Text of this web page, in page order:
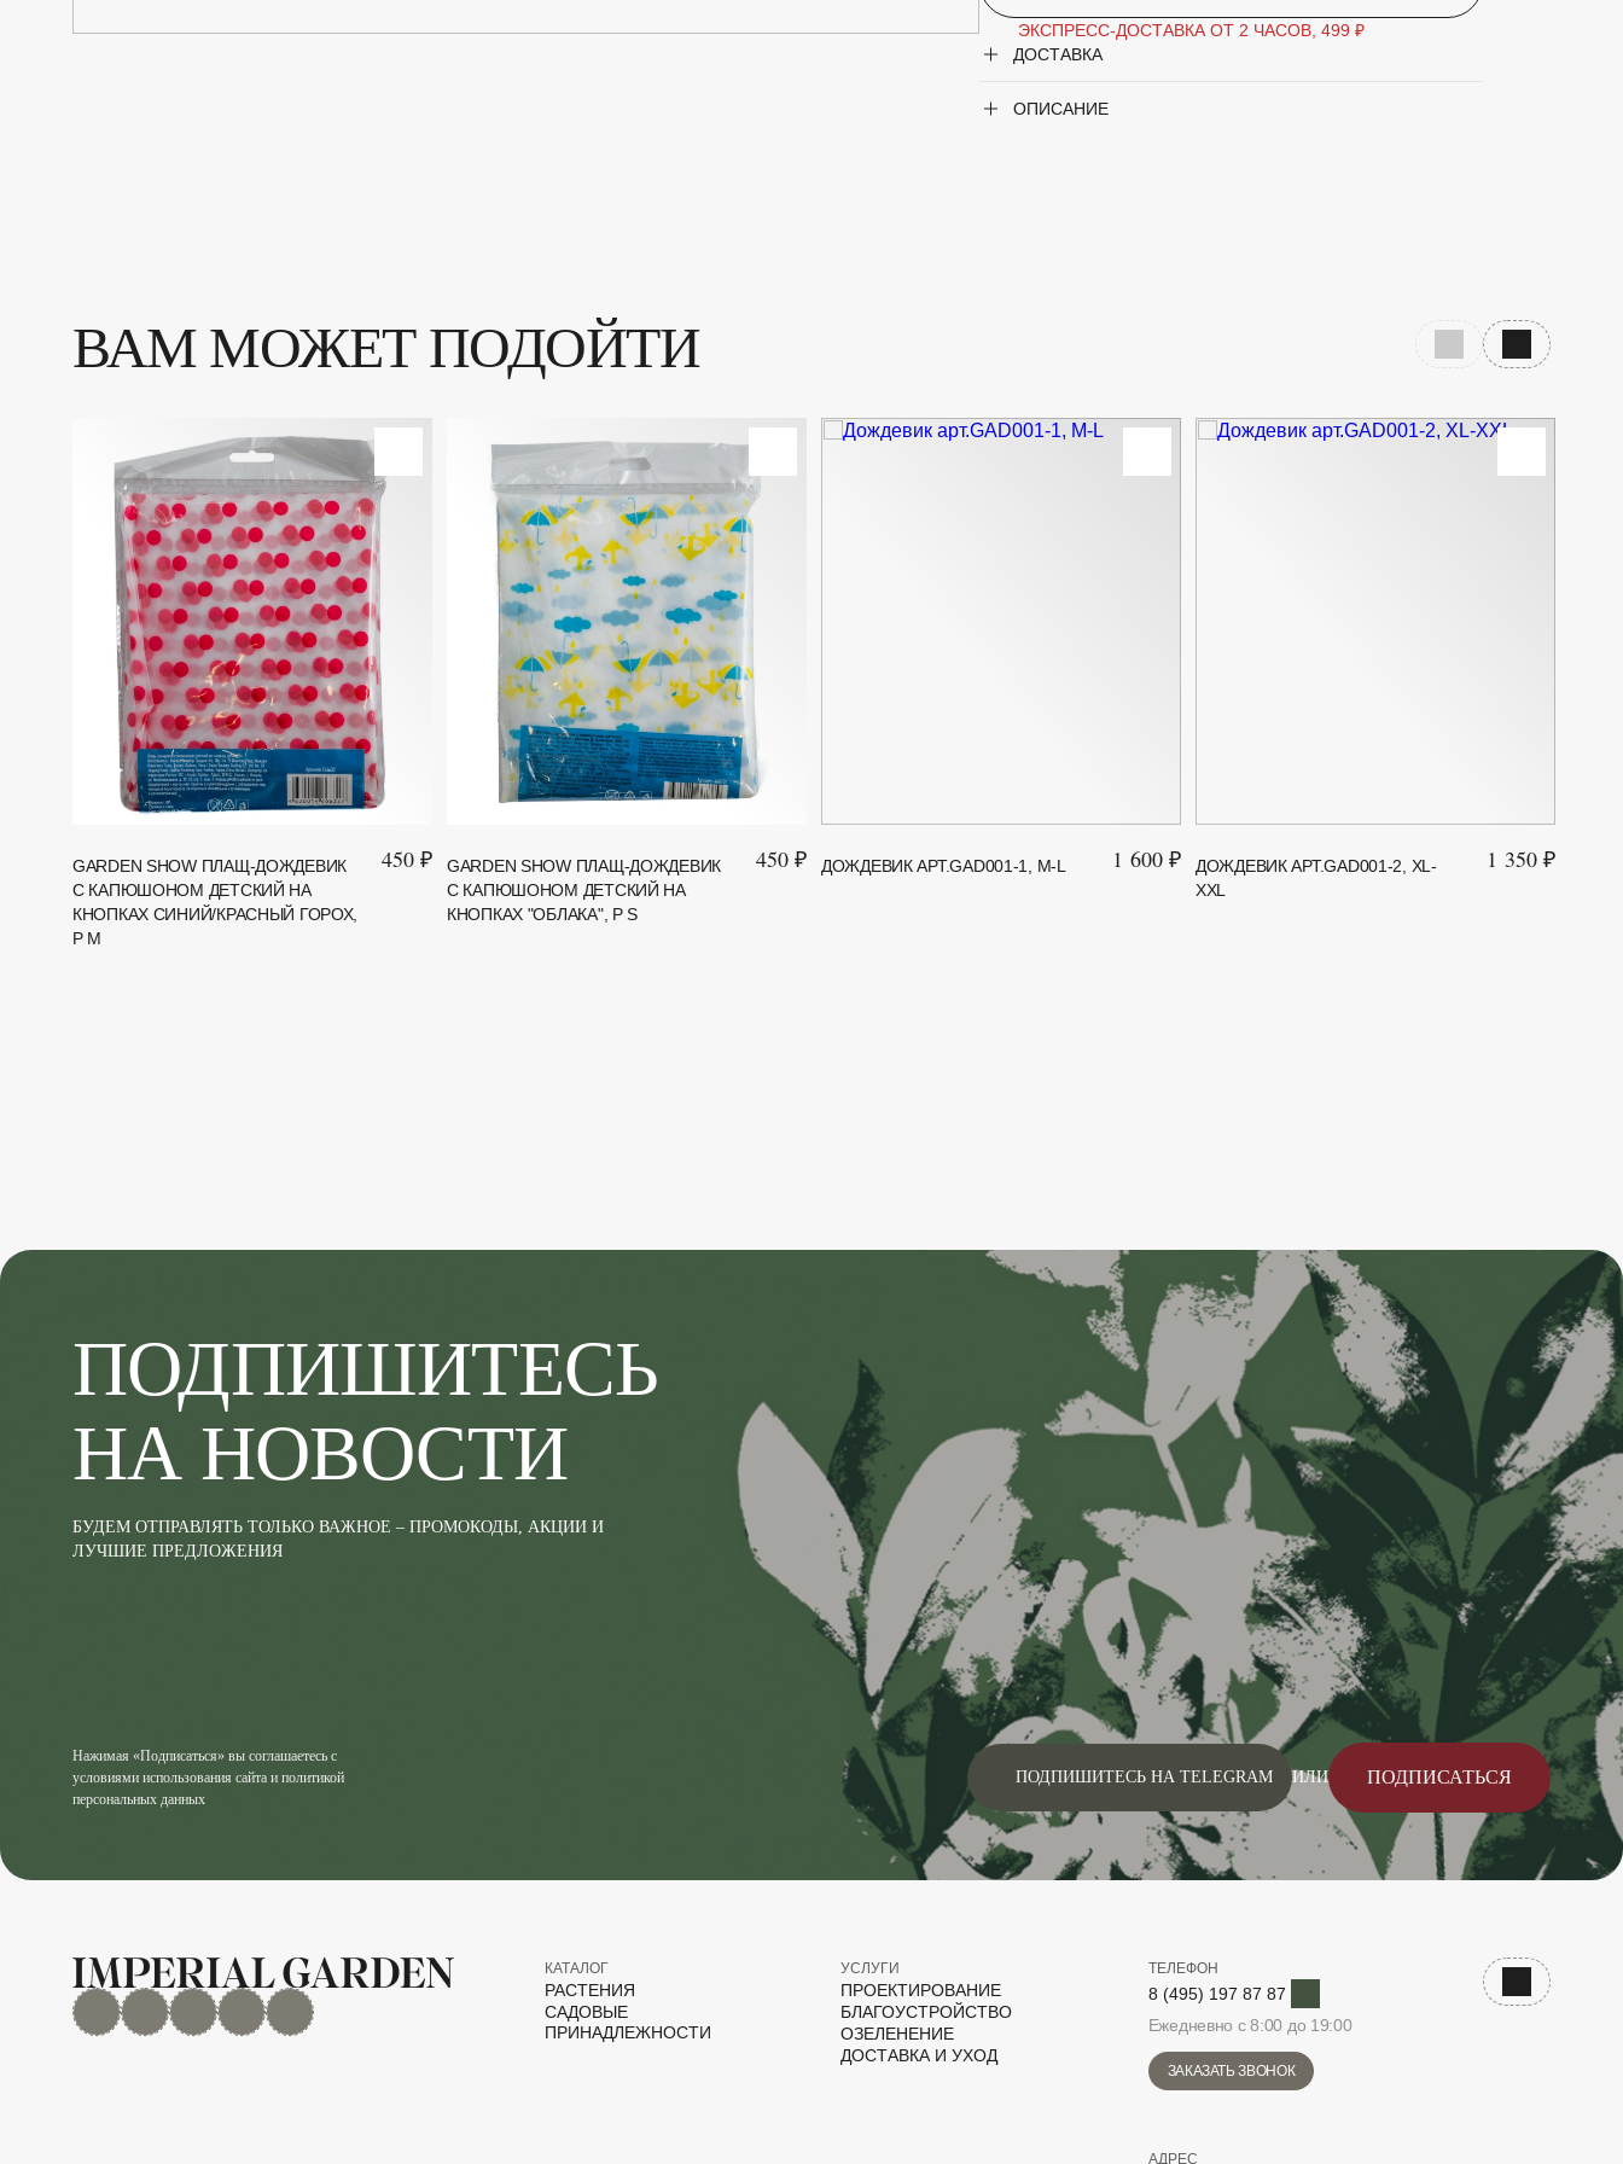
ЭКСПРЕСС-ДОСТАВКА ОТ 2 ЧАСОВ, 499 ₽
ДОСТАВКА
ОПИСАНИЕ
ВАМ МОЖЕТ ПОДОЙТИ Предыдущий слайд
Следующий
GARDEN SHOW ПЛАЩ-ДОЖДЕВИК
С КАПЮШОНОМ ДЕТСКИЙ НА
КНОПКАХ СИНИЙ/КРАСНЫЙ ГОРОХ,
Р M
450 ₽
GARDEN SHOW ПЛАЩ-ДОЖДЕВИК
С КАПЮШОНОМ ДЕТСКИЙ НА
КНОПКАХ "ОБЛАКА", Р S
450 ₽ ДОЖДЕВИК АРТ.GAD001-1, M-L 1 600 ₽
ДОЖДЕВИК АРТ.GAD001-2, XL-
XXL
1 350 ₽
ПОДПИШИТЕСЬ
НА НОВОСТИ
БУДЕМ ОТПРАВЛЯТЬ ТОЛЬКО ВАЖНОЕ – ПРОМОКОДЫ, АКЦИИ И
ЛУЧШИЕ ПРЕДЛОЖЕНИЯ
Нажимая «Подписаться» вы соглашаетесь с
условиями использования сайта и политикой
персональных данных
ПОДПИШИТЕСЬ НА TELEGRAM ИЛИ ПОДПИСАТЬСЯ
MAX Дзен YouTuberutubeTelegram
КАТАЛОГ
РАСТЕНИЯ
САДОВЫЕ
ПРИНАДЛЕЖНОСТИ
УСЛУГИ
ПРОЕКТИРОВАНИЕ
БЛАГОУСТРОЙСТВО
ОЗЕЛЕНЕНИЕ
ДОСТАВКА И УХОД
АДРЕС
ТЕЛЕФОН
8 (495) 197 87 87
Ежедневно с 8:00 до 19:00
ЗАКАЗАТЬ ЗВОНОК
Наверх